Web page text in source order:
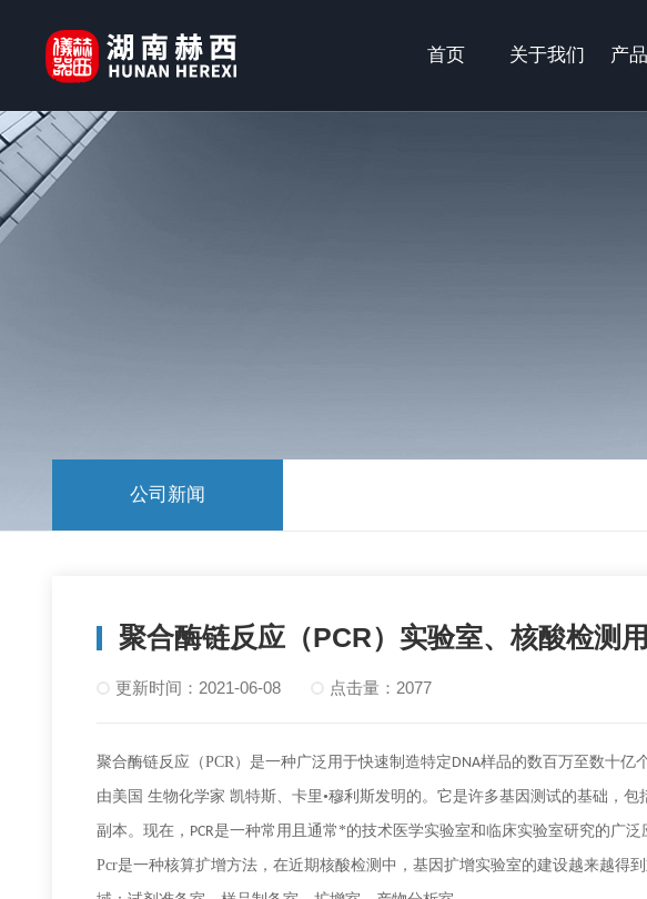
首页 关于我们 产
公司新闻
聚合酶链反应（PCR）实验室、核酸检测
更新时间：2021-06-08 点击量：2077
聚合酶链反应（PCR）是一种广泛用于快速制造特定DNA样品的数百万至数十亿
由美国 生物化学家 凯特斯、卡里•穆利斯发明的。它是许多基因测试的基础，包
副本。现在， PCR是一种常用且通常*的技术医学实验室和临床实验室研究的广泛
Pcr是一种核算扩增方法，在近期核酸检测中，基因扩增实验室的建设越来越得